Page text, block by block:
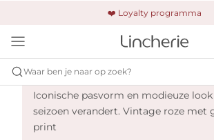
❤️ Loyalty programma
🚚 Gratis verzending & retour
🔒 Altijd veilig betalen
Waar ben je naar op zoek?
Primadonna Madison -
Iconische pasvorm en modieuze
seizoen verandert. Vintage roze met
print